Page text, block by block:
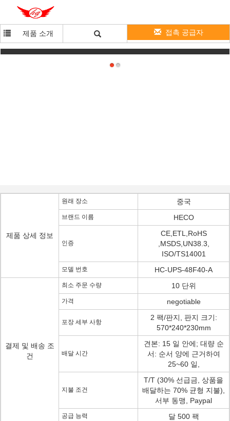
제품 소개 접촉 공급자
UPS 전력 공급을 위한 재충전용 40Ah 48V LiFePO4 건전지 팩
제품 상세 정보
원래 장소 중국
브랜드 이름 HECO
인증
CE,ETL,RoHS
,MSDS,UN38.3,
ISO/TS14001
모델 번호 HC-UPS-48F40-A
결제 및 배송 조
건
최소 주문 수량 10 단위
가격 negotiable
포장 세부 사항
2 팩/판지, 판지 크기:
570*240*230mm
배달 시간
견본: 15 일 안에; 대량 순
서: 순서 양에 근거하여
25~60 일,
지불 조건
T/T (30% 선급금, 상품을
배달하는 70% 균형 지불),
서부 동맹, Paypal
공급 능력 달 500 팩